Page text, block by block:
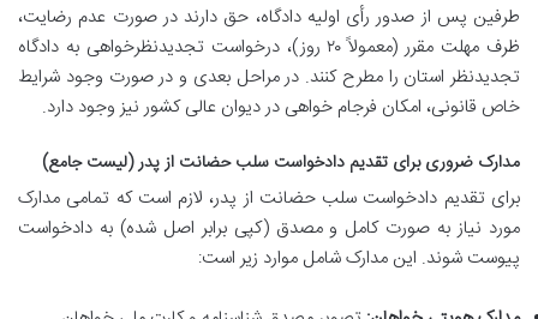
طرفین پس از صدور رأی اولیه دادگاه، حق دارند در صورت عدم رضایت،
ظرف مهلت مقرر (معمولاً ۲۰ روز)، درخواست تجدیدنظرخواهی به دادگاه
تجدیدنظر استان را مطرح کنند. در مراحل بعدی و در صورت وجود شرایط
خاص قانونی، امکان فرجام خواهی در دیوان عالی کشور نیز وجود دارد.
مدارک ضروری برای تقدیم دادخواست سلب حضانت از پدر (لیست جامع)
برای تقدیم دادخواست سلب حضانت از پدر، لازم است که تمامی مدارک
مورد نیاز به صورت کامل و مصدق (کپی برابر اصل شده) به دادخواست
پیوست شوند. این مدارک شامل موارد زیر است: